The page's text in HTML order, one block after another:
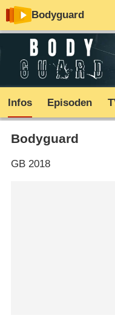
Bodyguard
Infos Episoden
Bodyguard
GB2018